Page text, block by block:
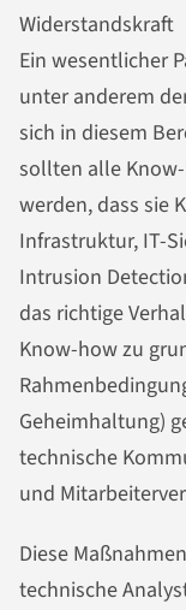
Widerstandskraft
Ein wesentlicher
unter anderem
sich in diesem
sollten alle
werden, dass sie
Infrastruktur, IT-
Intrusion
das richtige
Know-how zu
Geheimhaltung)
technische
und
Diese
technische